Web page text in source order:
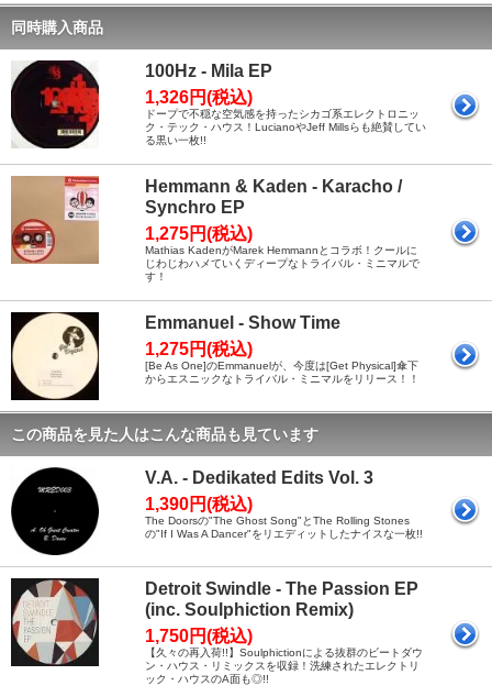
同時購入商品
100Hz - Mila EP
1,326円(税込)
ドープで不穏な空気感を持ったシカゴ系エレクトロニッ
ク・テック・ハウス！LucianoやJeff Millsらも絶賛してい
る黒い一枚!!
Hemmann & Kaden - Karacho /
Synchro EP
1,275円(税込)
Mathias KadenがMarek Hemmannとコラボ！クールに
じわじわハメていくディープなトライバル・ミニマルで
す！
Emmanuel - Show Time
1,275円(税込)
[Be As One]のEmmanuelが、今度は[Get Physical]傘下
からエスニックなトライバル・ミニマルをリリース！！
この商品を見た人はこんな商品も見ています
V.A. - Dedikated Edits Vol. 3
1,390円(税込)
The Doorsの"The Ghost Song"とThe Rolling Stones
の"If I Was A Dancer"をリエディットしたナイスな一枚!!
Detroit Swindle - The Passion EP
(inc. Soulphiction Remix)
1,750円(税込)
【久々の再入荷!!】Soulphictionによる抜群のビートダウ
ン・ハウス・リミックスを収録！洗練されたエレクトリ
ック・ハウスのA面も◎!!